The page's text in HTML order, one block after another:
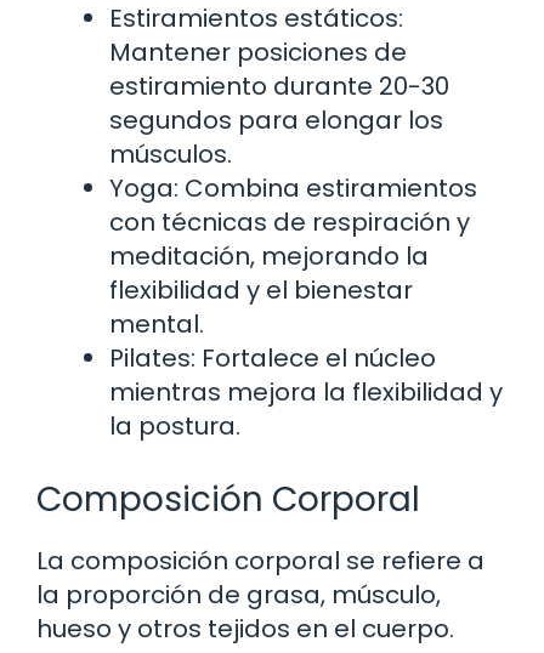
Estiramientos estáticos:
Mantener posiciones de
estiramiento durante 20-30
segundos para elongar los
músculos.
Yoga: Combina estiramientos
con técnicas de respiración y
meditación, mejorando la
flexibilidad y el bienestar
mental.
Pilates: Fortalece el núcleo
mientras mejora la flexibilidad y
la postura.
Composición Corporal
La composición corporal se refiere a
la proporción de grasa, músculo,
hueso y otros tejidos en el cuerpo.